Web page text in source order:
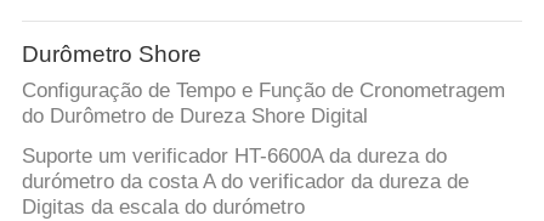
Durômetro Shore
Configuração de Tempo e Função de Cronometragem
do Durômetro de Dureza Shore Digital
Suporte um verificador HT-6600A da dureza do
durómetro da costa A do verificador da dureza de
Digitas da escala do durómetro